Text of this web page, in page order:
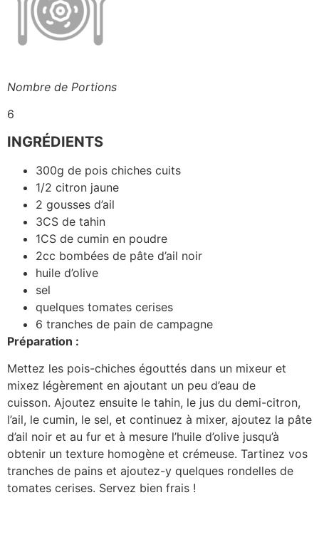
Nombre de Portions
6
INGRÉDIENTS
300g de pois chiches cuits
1/2 citron jaune
2 gousses d’ail
3CS de tahin
1CS de cumin en poudre
2cc bombées de pâte d’ail noir
huile d’olive
sel
quelques tomates cerises
6 tranches de pain de campagne
Préparation :
Mettez les pois-chiches égouttés dans un mixeur et
mixez légèrement en ajoutant un peu d’eau de
cuisson. Ajoutez ensuite le tahin, le jus du demi-citron,
l’ail, le cumin, le sel, et continuez à mixer, ajoutez la pâte
d’ail noir et au fur et à mesure l’huile d’olive jusqu’à
obtenir un texture homogène et crémeuse. Tartinez vos
tranches de pains et ajoutez-y quelques rondelles de
tomates cerises. Servez bien frais !